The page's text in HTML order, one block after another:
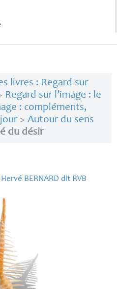
livres : Regard sur
Regard sur l’image : le
: compléments,
> Autour du sens
du désir
Hervé BERNARD dit RVB